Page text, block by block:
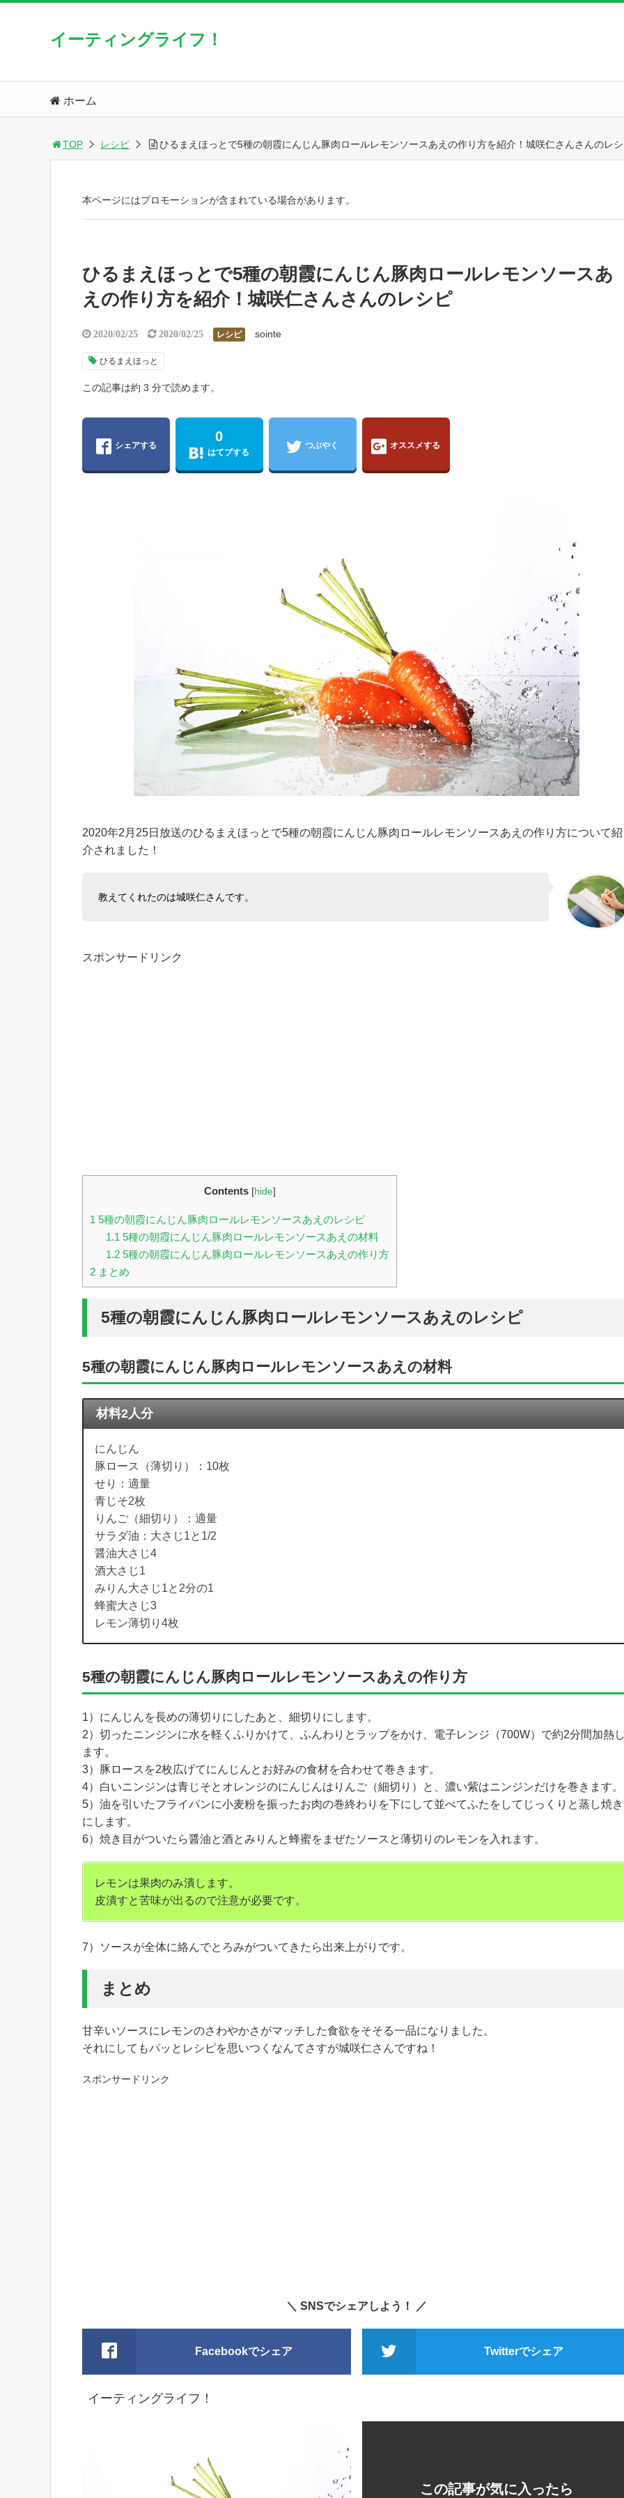
イーティングライフ！
ホーム
TOP レシピ ひるまえほっとで5種の朝霞にんじん豚肉ロールレモンソースあえの作り方を紹介！城咲仁さんさんのレ
本ページにはプロモーションが含まれている場合があります。
ひるまえほっとで5種の朝霞にんじん豚肉ロールレモンソースあ
えの作り方を紹介！城咲仁さんさんのレシピ
2020/02/25 2020/02/25 レシピ sointe
ひるまえほっと
この記事は約 3 分で読めます。
シェアする
0
はてブする
つぶやく オススメする
2020年2月25日放送のひるまえほっとで5種の朝霞にんじん豚肉ロールレモンソースあえの作り方について紹
介されました！
教えてくれたのは城咲仁さんです。
スポンサードリンク
Contents [hide]
1 5種の朝霞にんじん豚肉ロールレモンソースあえのレシピ
1.1 5種の朝霞にんじん豚肉ロールレモンソースあえの材料
1.25種の朝霞にんじん豚肉ロールレモンソースあえの作り方
2 まとめ
5種の朝霞にんじん豚肉ロールレモンソースあえのレシピ
5種の朝霞にんじん豚肉ロールレモンソースあえの材料
材料2人分
にんじん
豚ロース（薄切り）：10枚
せり：適量
青じそ2枚
りんご（細切り）：適量
サラダ油：大さじ1と1/2
醤油大さじ4
酒大さじ1
みりん大さじ1と2分の1
蜂蜜大さじ3
レモン薄切り4枚
5種の朝霞にんじん豚肉ロールレモンソースあえの作り方
1）にんじんを長めの薄切りにしたあと、細切りにします。
2）切ったニンジンに水を軽くふりかけて、ふんわりとラップをかけ、電子レンジ（700W）で約2分間加熱
ます。
3）豚ロースを2枚広げてにんじんとお好みの食材を合わせて巻きます。
4）白いニンジンは青じそとオレンジのにんじんはりんご（細切り）と、濃い紫はニンジンだけを巻きます。
5）油を引いたフライパンに小麦粉を振ったお肉の巻終わりを下にして並べてふたをしてじっくりと蒸し焼き
にします。
6）焼き目がついたら醤油と酒とみりんと蜂蜜をまぜたソースと薄切りのレモンを入れます。
レモンは果肉のみ潰します。
皮潰すと苦味が出るので注意が必要です。
7）ソースが全体に絡んでとろみがついてきたら出来上がりです。
まとめ
甘辛いソースにレモンのさわやかさがマッチした食欲をそそる一品になりました。
それにしてもパッとレシピを思いつくなんてさすが城咲仁さんですね！
スポンサードリンク
＼ SNSでシェアしよう！ ／
Facebookでシェア Twitterでシェア
イーティングライフ！
この記事が気に入ったら